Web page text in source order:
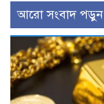
আরো সংবাদ পড়ুন